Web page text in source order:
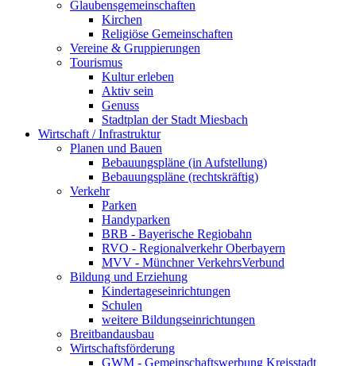
Glaubensgemeinschaften
Kirchen
Religiöse Gemeinschaften
Vereine & Gruppierungen
Tourismus
Kultur erleben
Aktiv sein
Genuss
Stadtplan der Stadt Miesbach
Wirtschaft / Infrastruktur
Planen und Bauen
Bebauungspläne (in Aufstellung)
Bebauungspläne (rechtskräftig)
Verkehr
Parken
Handyparken
BRB - Bayerische Regiobahn
RVO - Regionalverkehr Oberbayern
MVV - Münchner VerkehrsVerbund
Bildung und Erziehung
Kindertageseinrichtungen
Schulen
weitere Bildungseinrichtungen
Breitbandausbau
Wirtschaftsförderung
GWM - Gemeinschaftswerbung Kreisstadt